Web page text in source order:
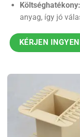
Költséghatékony:
anyag, így jó
KÉRJEN